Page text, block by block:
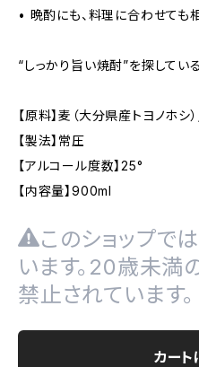
• 晩酌にも、料理に合わせても
“しっかり旨い焼酎”を探してい
【原料】麦（大分県産トヨノホシ
【製法】常圧
【アルコール度数】25°
【内容量】900ml
このショップで
います。20歳未
禁止されています。
カート